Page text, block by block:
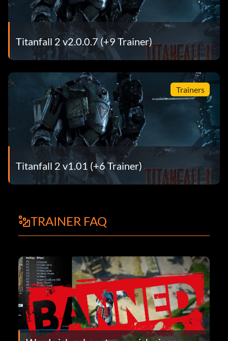
Titanfall 2 v2.0.0.7 (+9 Trainer)
Trainers
Titanfall 2 v1.01 (+6 Trainer)
TRAINER FAQ